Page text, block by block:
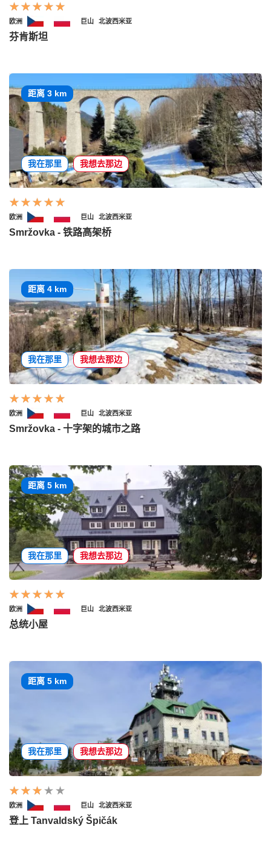
欧洲 巨山 北波西米亚
芬肯斯坦
距离 3 km
我在那里 我想去那边
欧洲 巨山 北波西米亚
Smržovka - 铁路高架桥
距离 4 km
我在那里 我想去那边
欧洲 巨山 北波西米亚
Smržovka - 十字架的城市之路
距离 5 km
我在那里 我想去那边
欧洲 巨山 北波西米亚
总统小屋
距离 5 km
我在那里 我想去那边
欧洲 巨山 北波西米亚
登上 Tanvaldský Špičák